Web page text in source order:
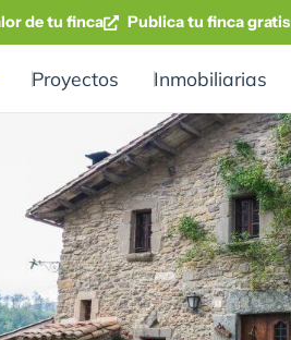
de tu finca Publica tu finca gratis
Proyectos Inmobiliarias